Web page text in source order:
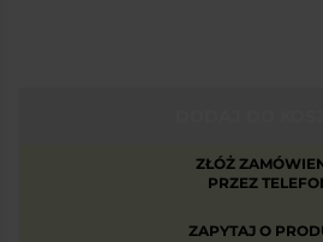
ZŁÓŻ
PRZEZ
ZAPYTAJ O